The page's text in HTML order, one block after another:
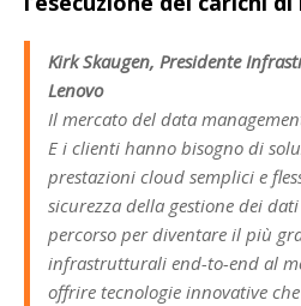
Kirk Skaugen, Presidente
Lenovo
Il mercato del data
E i clienti hanno bisogno di
prestazioni cloud semplici e
sicurezza della gestione dei
percorso per diventare il più
infrastrutturali end-to-end al
offrire tecnologie innovative